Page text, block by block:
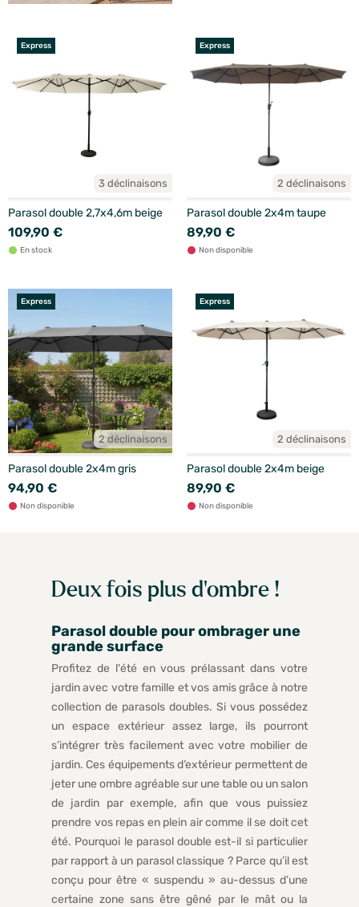
Express
3 déclinaisons
Parasol double 2,7x4,6m beige
109,90 €
En stock
Express
2 déclinaisons
Parasol double 2x4m taupe
89,90 €
Non disponible
Express
2 déclinaisons
Parasol double 2x4m gris
94,90 €
Non disponible
Express
2 déclinaisons
Parasol double 2x4m beige
89,90 €
Non disponible
Deux fois plus d'ombre !
Parasol double pour ombrager une
grande surface
Profitez de l'été en vous prélassant dans votre
jardin avec votre famille et vos amis grâce à notre
collection de parasols doubles. Si vous possédez
un espace extérieur assez large, ils pourront
s’intégrer très facilement avec votre mobilier de
jardin. Ces équipements d’extérieur permettent de
jeter une ombre agréable sur une table ou un salon
de jardin par exemple, afin que vous puissiez
prendre vos repas en plein air comme il se doit cet
été. Pourquoi le parasol double est-il si particulier
par rapport à un parasol classique ? Parce qu’il est
conçu pour être « suspendu » au-dessus d’une
certaine zone sans être gêné par le mât ou la